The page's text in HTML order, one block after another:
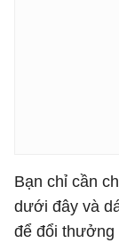
Bạn chỉ cần
dưới đây và
để đổi